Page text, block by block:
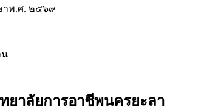
าพ.ศ. ๒๕๖๙
น
ยาลัยการอาชีพนครยะลา